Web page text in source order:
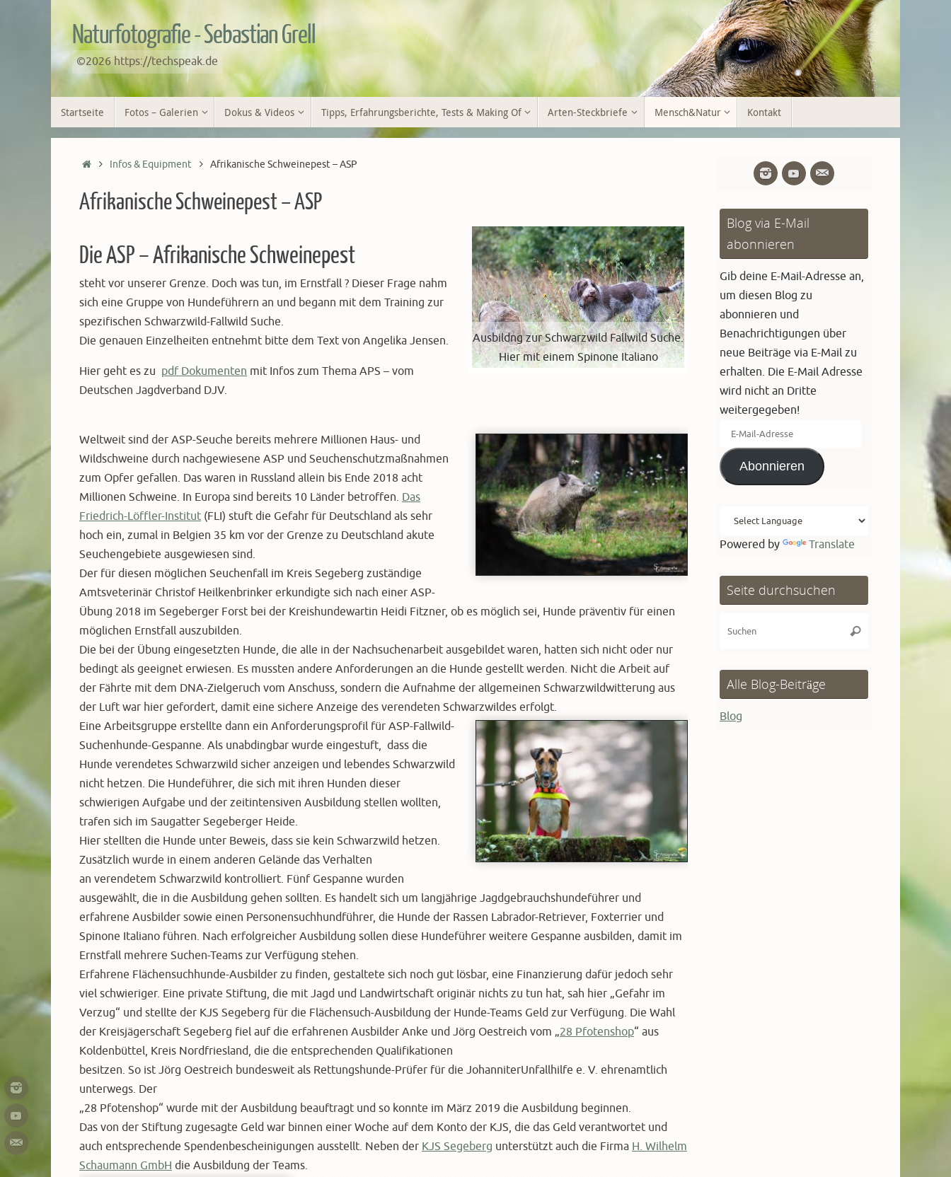
Naturfotografie - Sebastian Grell
©2026 https://techspeak.de
Inhalt
Startseite Fotos – Galerien Dokus & Videos Tipps, Erfahrungsberichte, Tests & Making Of Arten-Steckbriefe Mensch&Natur Kontakt
StartInfos & Equipment Afrikanische Schweinepest – ASP
Afrikanische Schweinepest – ASP
Ausbildng zur Schwarzwild Fallwild Suche.
Hier mit einem Spinone Italiano
Die ASP – Afrikanische Schweinepest
steht vor unserer Grenze. Doch was tun, im Ernstfall ? Dieser Frage nahm
sich eine Gruppe von Hundeführern an und begann mit dem Training zur
spezifischen Schwarzwild-Fallwild Suche.
Die genauen Einzelheiten entnehmt bitte dem Text von Angelika Jensen.
Hier geht es zu pdf Dokumenten mit Infos zum Thema APS – vom
Deutschen Jagdverband DJV.
Weltweit sind der ASP-Seuche bereits mehrere Millionen Haus- und
Wildschweine durch nachgewiesene ASP und Seuchenschutzmaßnahmen
zum Opfer gefallen. Das waren in Russland allein bis Ende 2018 acht
Millionen Schweine. In Europa sind bereits 10 Länder betroffen. Das
Friedrich-Löffler-Institut (FLI) stuft die Gefahr für Deutschland als sehr
hoch ein, zumal in Belgien 35 km vor der Grenze zu Deutschland akute
Seuchengebiete ausgewiesen sind.
Der für diesen möglichen Seuchenfall im Kreis Segeberg zuständige
Amtsveterinär Christof Heilkenbrinker erkundigte sich nach einer ASP-
Übung 2018 im Segeberger Forst bei der Kreishundewartin Heidi Fitzner, ob es möglich sei, Hunde präventiv für einen
möglichen Ernstfall auszubilden.
Die bei der Übung eingesetzten Hunde, die alle in der Nachsuchenarbeit ausgebildet waren, hatten sich nicht oder nur
bedingt als geeignet erwiesen. Es mussten andere Anforderungen an die Hunde gestellt werden. Nicht die Arbeit auf
der Fährte mit dem DNA-Zielgeruch vom Anschuss, sondern die Aufnahme der allgemeinen Schwarzwildwitterung aus
der Luft war hier gefordert, damit eine sichere Anzeige des verendeten Schwarzwildes erfolgt.
Eine Arbeitsgruppe erstellte dann ein Anforderungsprofil für ASP-Fallwild-
Suchenhunde-Gespanne. Als unabdingbar wurde eingestuft, dass die
Hunde verendetes Schwarzwild sicher anzeigen und lebendes Schwarzwild
nicht hetzen. Die Hundeführer, die sich mit ihren Hunden dieser
schwierigen Aufgabe und der zeitintensiven Ausbildung stellen wollten,
trafen sich im Saugatter Segeberger Heide.
Hier stellten die Hunde unter Beweis, dass sie kein Schwarzwild hetzen.
Zusätzlich wurde in einem anderen Gelände das Verhalten
an verendetem Schwarzwild kontrolliert. Fünf Gespanne wurden
ausgewählt, die in die Ausbildung gehen sollten. Es handelt sich um langjährige Jagdgebrauchshundeführer und
erfahrene Ausbilder sowie einen Personensuchhundführer, die Hunde der Rassen Labrador-Retriever, Foxterrier und
Spinone Italiano führen. Nach erfolgreicher Ausbildung sollen diese Hundeführer weitere Gespanne ausbilden, damit im
Ernstfall mehrere Suchen-Teams zur Verfügung stehen.
Erfahrene Flächensuchhunde-Ausbilder zu finden, gestaltete sich noch gut lösbar, eine Finanzierung dafür jedoch sehr
viel schwieriger. Eine private Stiftung, die mit Jagd und Landwirtschaft originär nichts zu tun hat, sah hier „Gefahr im
Verzug“ und stellte der KJS Segeberg für die Flächensuch-Ausbildung der Hunde-Teams Geld zur Verfügung. Die Wahl
der Kreisjägerschaft Segeberg fiel auf die erfahrenen Ausbilder Anke und Jörg Oestreich vom „28 Pfotenshop“ aus
Koldenbüttel, Kreis Nordfriesland, die die entsprechenden Qualifikationen
besitzen. So ist Jörg Oestreich bundesweit als Rettungshunde-Prüfer für die JohanniterUnfallhilfe e. V. ehrenamtlich
unterwegs. Der
„28 Pfotenshop“ wurde mit der Ausbildung beauftragt und so konnte im März 2019 die Ausbildung beginnen.
Das von der Stiftung zugesagte Geld war binnen einer Woche auf dem Konto der KJS, die das Geld verantwortet und
auch entsprechende Spendenbescheinigungen ausstellt. Neben der KJS Segeberg unterstützt auch die Firma H. Wilhelm
Schaumann GmbH die Ausbildung der Teams.
Blog via E-Mail
abonnieren
Gib deine E-Mail-Adresse an,
um diesen Blog zu
abonnieren und
Benachrichtigungen über
neue Beiträge via E-Mail zu
erhalten. Die E-Mail Adresse
wird nicht an Dritte
weitergegeben!
Mail-
AdresseAbonnieren
Powered by Translate
Seite durchsuchen
Suchen
Alle Blog-Beiträge
Blog